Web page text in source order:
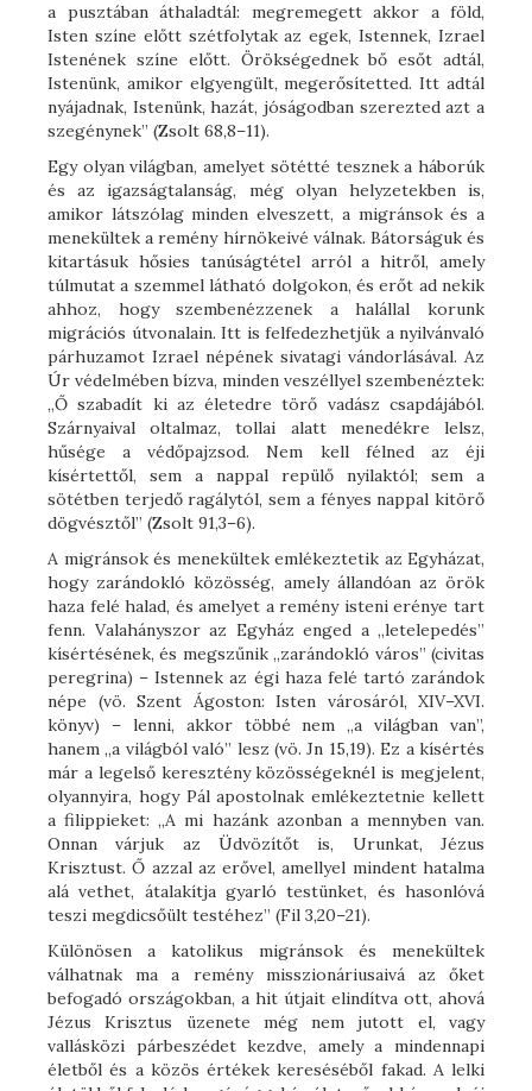
a pusztában áthaladtál: megremegett akkor a föld,
Isten színe előtt szétfolytak az egek, Istennek, Izrael
Istenének színe előtt. Örökségednek bő esőt adtál,
Istenünk, amikor elgyengült, megerősítetted. Itt adtál
nyájadnak, Istenünk, hazát, jóságodban szerezted azt a
szegénynek” (Zsolt 68,8–11).
Egy olyan világban, amelyet sötétté tesznek a háborúk
és az igazságtalanság, még olyan helyzetekben is,
amikor látszólag minden elveszett, a migránsok és a
menekültek a remény hírnökeivé válnak. Bátorságuk és
kitartásuk hősies tanúságtétel arról a hitről, amely
túlmutat a szemmel látható dolgokon, és erőt ad nekik
ahhoz, hogy szembenézzenek a halállal korunk
migrációs útvonalain. Itt is felfedezhetjük a nyilvánvaló
párhuzamot Izrael népének sivatagi vándorlásával. Az
Úr védelmében bízva, minden veszéllyel szembenéztek:
„Ő szabadít ki az életedre törő vadász csapdájából.
Szárnyaival oltalmaz, tollai alatt menedékre lelsz,
hűsége a védőpajzsod. Nem kell félned az éji
kísértettől, sem a nappal repülő nyilaktól; sem a
sötétben terjedő ragálytól, sem a fényes nappal kitörő
dögvésztől” (Zsolt 91,3–6).
A migránsok és menekültek emlékeztetik az Egyházat,
hogy zarándokló közösség, amely állandóan az örök
haza felé halad, és amelyet a remény isteni erénye tart
fenn. Valahányszor az Egyház enged a „letelepedés”
kísértésének, és megszűnik „zarándokló város” (civitas
peregrina) – Istennek az égi haza felé tartó zarándok
népe (vö. Szent Ágoston: Isten városáról, XIV–XVI.
könyv) – lenni, akkor többé nem „a világban van”,
hanem „a világból való” lesz (vö. Jn 15,19). Ez a kísértés
már a legelső keresztény közösségeknél is megjelent,
olyannyira, hogy Pál apostolnak emlékeztetnie kellett
a filippieket: „A mi hazánk azonban a mennyben van.
Onnan várjuk az Üdvözítőt is, Urunkat, Jézus
Krisztust. Ő azzal az erővel, amellyel mindent hatalma
alá vethet, átalakítja gyarló testünket, és hasonlóvá
teszi megdicsőült testéhez” (Fil 3,20–21).
Különösen a katolikus migránsok és menekültek
válhatnak ma a remény misszionáriusaivá az őket
befogadó országokban, a hit útjait elindítva ott, ahová
Jézus Krisztus üzenete még nem jutott el, vagy
vallásközi párbeszédet kezdve, amely a mindennapi
életből és a közös értékek kereséséből fakad. A lelki